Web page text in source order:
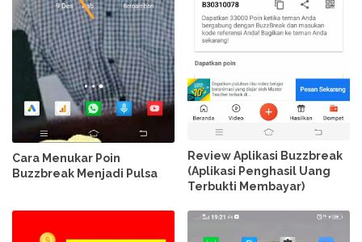
Cara Menukar Poin
Buzzbreak Menjadi Pulsa
Review Aplikasi Buzzbreak
(Aplikasi Penghasil Uang
Terbukti Membayar)